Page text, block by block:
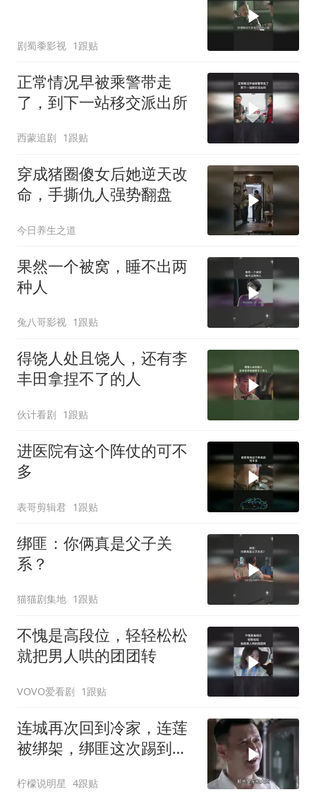
剧蜀黍影视 1跟贴
正常情况早被乘警带走
了，到下一站移交派出所
西蒙追剧 1跟贴
穿成猪圈傻女后她逆天改
命，手撕仇人强势翻盘
今日养生之道
果然一个被窝，睡不出两
种人
兔八哥影视 1跟贴
得饶人处且饶人，还有李
丰田拿捏不了的人
伙计看剧 1跟贴
进医院有这个阵仗的可不
多
表哥剪辑君 1跟贴
绑匪：你俩真是父子关
系？
猫猫剧集地 1跟贴
不愧是高段位，轻轻松松
就把男人哄的团团转
VOVO爱看剧 1跟贴
连城再次回到冷家，连莲
被绑架，绑匪这次踢到铁
柠檬说明星 4跟贴